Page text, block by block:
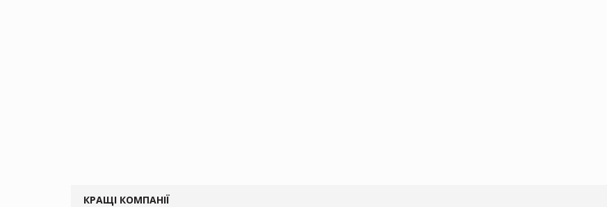
КРАЩІ КОМПАНІЇ